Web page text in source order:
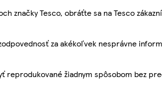
značky Tesco, obráťte sa na Tesco
za akékoľvek nesprávne
žiadnym spôsobom bez